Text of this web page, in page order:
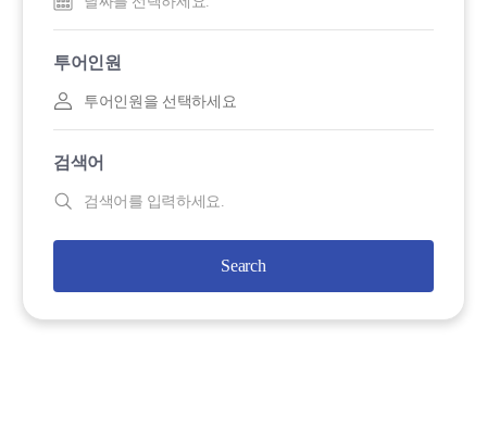
투어인원
투어인원을 선택하세요
검색어
Search